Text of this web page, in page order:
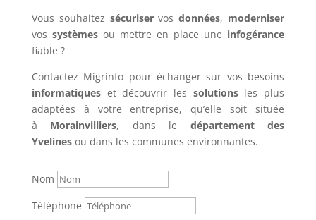
Vous souhaitez sécuriservosdonnées, moderniser
vos systèmesou mettre en place une infogérance
fiable ?
Contactez Migrinfo pour échanger sur vos besoins
informatiqueset découvrir les solutionsles plus
adaptées à votre entreprise, qu’elle soit située
à Morainvilliers, dans le département des
Yvelinesou dans les communes environnantes.
Nom
Téléphone